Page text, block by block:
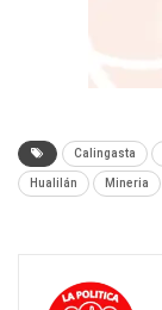
Calingasta
Hualilán Mineria